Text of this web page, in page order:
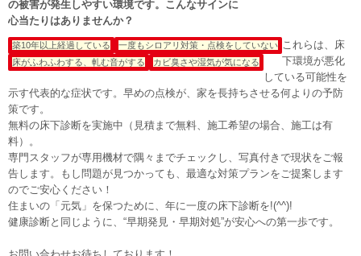
の被害が発生しやすい環境です。こんなサインに
心当たりはありませんか？
築10年以上経過している
一度もシロアリ対策・点検をしていない
床がふわふわする、軋む音がする
カビ臭さや湿気が気になる
これらは、床
下環境が悪化
している可能性を
示す代表的な症状です。早めの点検が、家を長持ちさせる何よりの予防
策です。
無料の床下診断を実施中（見積まで無料、施工希望の場合、施工は有
料）。
専門スタッフが専用機材で隅々までチェックし、写真付きで現状をご報
告します。もし問題が見つかっても、最適な対策プランをご提案します
のでご安心ください！
住まいの「元気」を保つために、年に一度の床下診断を!(^^)!
健康診断と同じように、“早期発見・早期対処”が安心への第一歩です。